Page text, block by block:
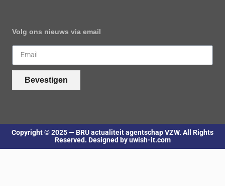
Volg ons nieuws via email
Bevestigen
Copyright © 2025 — BRU actualiteit agentschap VZW. All Rights
Reserved. Designed by uwish-it.com